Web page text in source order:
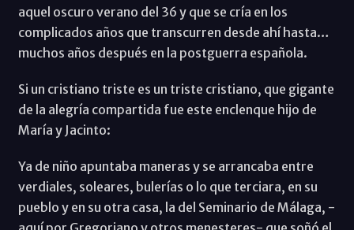
aquel oscuro verano del 36 y que se cría en los
complicados años que transcurren desde ahí hasta…
muchos años después en la postguerra española.
Si un cristiano triste es un triste cristiano, que gigante
de la alegría compartida fue este enclenque hijo de
María y Jacinto:
Ya de niño apuntaba maneras y se arrancaba entre
verdiales, soleares, bulerías o lo que terciara, en su
pueblo y en su otra casa, la del Seminario de Málaga, -